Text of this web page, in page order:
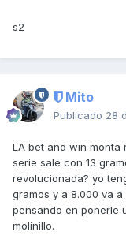
s2
Mito
Publicado 28
LA bet and win monta
serie sale con 13
revolucionada? yo
gramos y a 8.000 va
pensando en ponerle
molinillo.